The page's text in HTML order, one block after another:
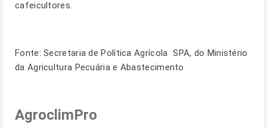
cafeicultores.
Fonte: Secretaria de Política Agrícola  SPA, do Ministério
da Agricultura Pecuária e Abastecimento
AgroclimPro